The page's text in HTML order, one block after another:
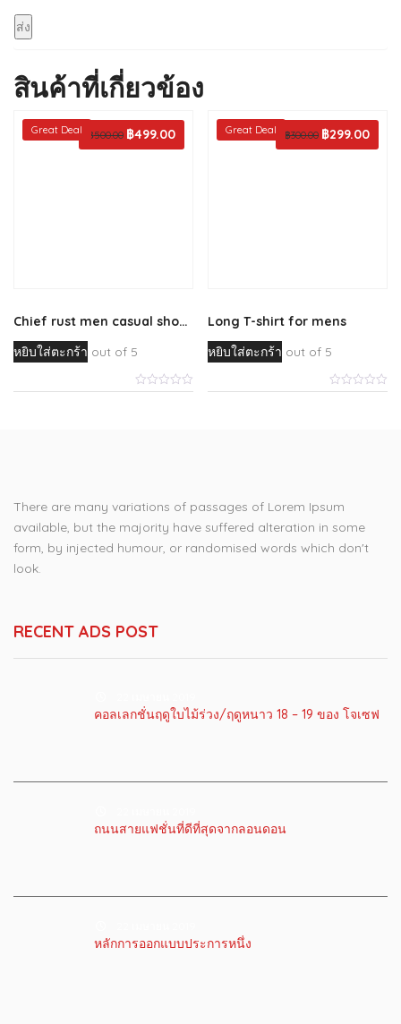
สินค้าที่เกี่ยวข้อง
Great Deal
Chief rust men casual shoes
฿500.00 Original
฿499.00Current
หยิบใส่ตะกร้า out of 5
Great Deal
Long T-shirt for mens
฿300.00 Original
฿299.00
หยิบใส่ตะกร้า out of 5
There are many variations of passages of Lorem Ipsum
available, but the majority have suffered alteration in some
form, by injected humour, or randomised words which don't
look.
RECENT ADS POST
คอลเลกชั่นฤดูใบไม้ร่วง/ฤดูหนาว 18 – 19 ของ โจเซฟ
ถนนสายแฟชั่นที่ดีที่สุดจากลอนดอน
หลักการออกแบบประการหนึ่ง